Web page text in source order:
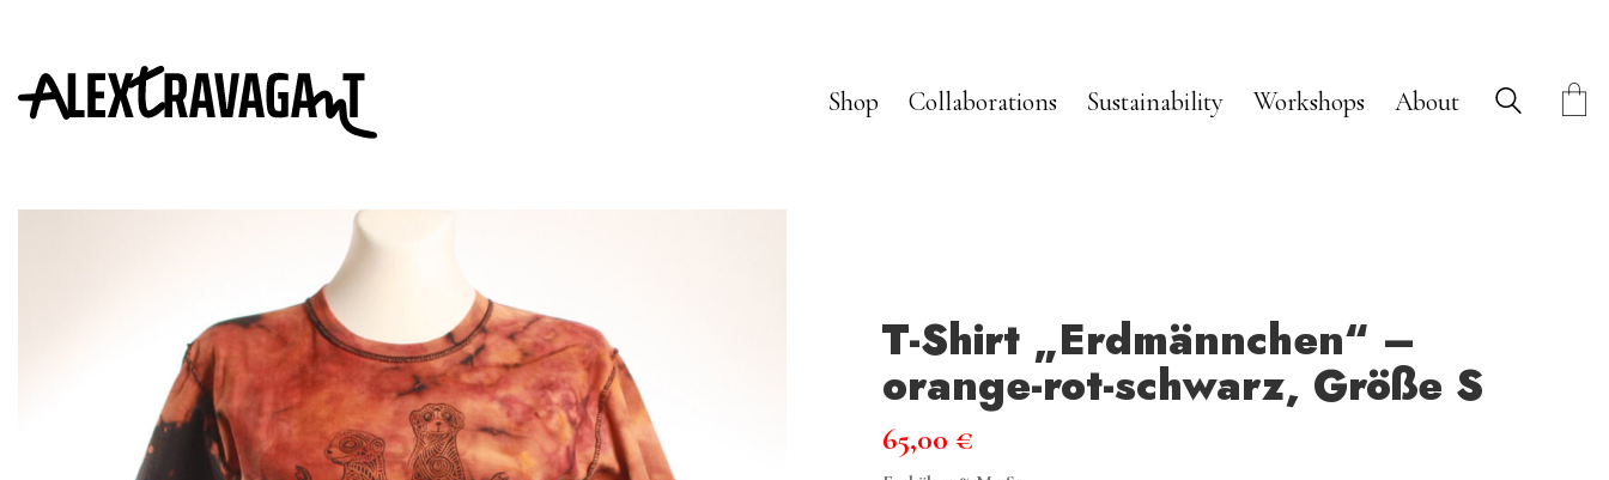
Shop Collaborations Sustainability Workshops About
T-Shirt „Erdmännchen“ –
orange-rot-schwarz, Größe S
65,00 €